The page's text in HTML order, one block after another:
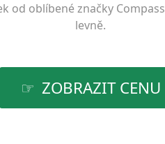
od oblíbené značky Compass
levně.
ZOBRAZIT CENU